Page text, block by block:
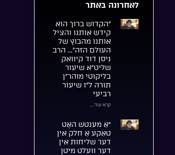
לאחרונה באתר
“הקדוש ברוך הוא
קידש אותנו והציל
אותנו מהבוץ של
העולם הזה”… הרב
ניסן דוד קיוואק
שליט”א שיעור
בליקוטי מוהר”ן
תורה ל”ו שיעור
רביעי
קרא עוד...
“אַ מענטש האָט
טאַקע אַ חלק אין
דער שליחות אין
דער וועלט מיטן